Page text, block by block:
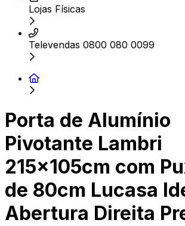
Lojas Físicas
Televendas 0800 080 0099
Porta de Alumínio
Pivotante Lambri
215x105cm com
de 80cm Lucasa
Abertura Direita